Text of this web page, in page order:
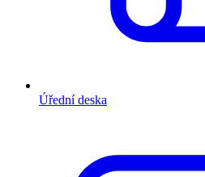
Úřední deska